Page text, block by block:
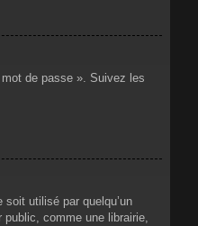
de passe ». Suivez les
utilisé par quelqu’un
comme une librairie,